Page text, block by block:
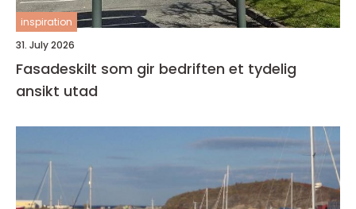
inspiration
31. July 2026
Fasadeskilt som gir bedriften et tydelig
ansikt utad